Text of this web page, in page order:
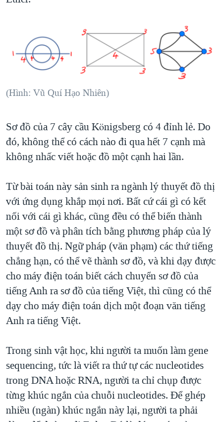
(Hình: Vũ Quí Hạo Nhiên)
Sơ đồ của 7 cây cầu Königsberg có 4 đỉnh lẻ. Do
đó, không thể có cách nào đi qua hết 7 cạnh mà
không nhấc viết hoặc đồ một cạnh hai lần.
Từ bài toán này sản sinh ra ngành lý thuyết đồ thị
với ứng dụng khắp mọi nơi. Bất cứ cái gì có kết
nối với cái gì khác, cũng đều có thể biến thành
một sơ đồ và phân tích bằng phương pháp của lý
thuyết đồ thị. Ngữ pháp (văn phạm) các thứ tiếng
chẳng hạn, có thể vẽ thành sơ đồ, và khi dạy được
cho máy điện toán biết cách chuyển sơ đồ của
tiếng Anh ra sơ đồ của tiếng Việt, thì cũng có thể
dạy cho máy điện toán dịch một đoạn văn tiếng
Anh ra tiếng Việt.
Trong sinh vật học, khi người ta muốn làm gene
sequencing, tức là viết ra thứ tự các nucleotides
trong DNA hoặc RNA, người ta chỉ chụp được
từng khúc ngắn của chuỗi nucleotides. Để ghép
nhiều (ngàn) khúc ngắn này lại, người ta phải